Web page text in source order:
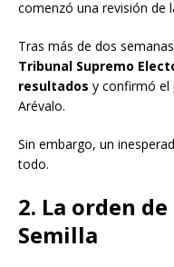
comenzó una revisión de
Tras más de dos
Tribunal Supremo
resultados y confirmó el
Arévalo.
Sin embargo, un
todo.
2. La orden
Semilla